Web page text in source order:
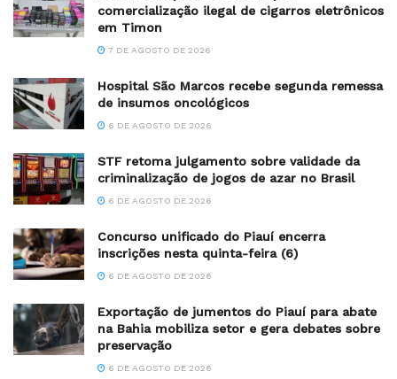
comercialização ilegal de cigarros eletrônicos
em Timon
7 DE AGOSTO DE 2026
Hospital São Marcos recebe segunda remessa
de insumos oncológicos
6 DE AGOSTO DE 2026
STF retoma julgamento sobre validade da
criminalização de jogos de azar no Brasil
6 DE AGOSTO DE 2026
Concurso unificado do Piauí encerra
inscrições nesta quinta-feira (6)
6 DE AGOSTO DE 2026
Exportação de jumentos do Piauí para abate
na Bahia mobiliza setor e gera debates sobre
preservação
6 DE AGOSTO DE 2026